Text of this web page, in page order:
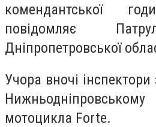
комендантської
повідомляє
Дніпропетровської
Учора вночі
мотоцикла Forte.